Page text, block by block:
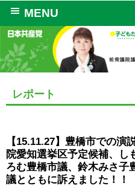
MENU
レポート
【15.11.27】豊橋市での演
院愛知選挙区予定候補、し
ろむ豊橋市議、鈴木みさ子
議とともに訴えました！！